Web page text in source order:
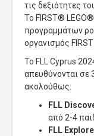
τις δεξιότητες
Το FIRST®
προγραμμάτων
οργανισμός
Το FLL Cyprus
απευθύνονται σε
ακολούθως:
FLL
από 2-4
FLL